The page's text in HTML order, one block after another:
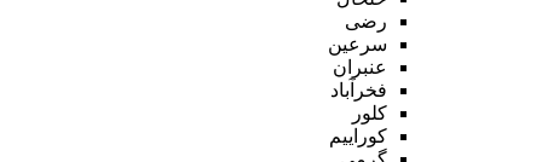
رضی
سرعین
عنبران
فخرآباد
کلور
کوراییم